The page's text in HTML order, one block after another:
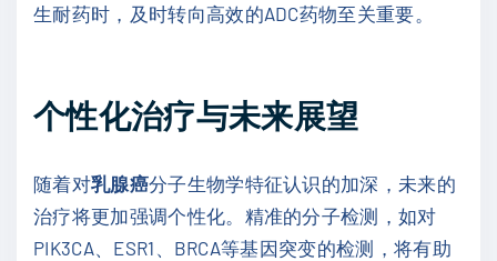
生耐药时，及时转向高效的ADC药物至关重要。
个性化治疗与未来展望
随着对乳腺癌分子生物学特征认识的加深，未来的
治疗将更加强调个性化。精准的分子检测，如对
PIK3CA、ESR1、BRCA等基因突变的检测，将有助